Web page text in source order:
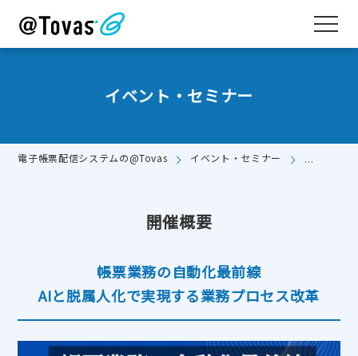
イベント・セミナー
電子帳票配信システムの@Tovas イベント・セミナー
開催概要
帳票業務の自動化最前線
AIと脱属人化で実現する業務プロセス改革